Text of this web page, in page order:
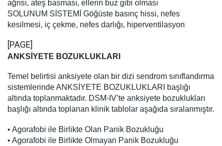
ağrısı, ateş basması, ellerin buz gibi olması
SOLUNUM SİSTEMİ Göğüste basınç hissi, nefes
kesilmesi, iç çekme, nefes darlığı, hiperventilasyon
[PAGE]
ANKSİYETE BOZUKLUKLARI
Temel belirtisi anksiyete olan bir dizi sendrom sınıflandırma
sistemlerinde ANKSİYETE BOZUKLUKLARI başlığı
altında toplanmaktadır. DSM-IV’te anksiyete bozuklukları
başlığı altında toplanan klinik tablolar aşağıda sıralanmıştır.
• Agorafobi ile Birlikte Olan Panik Bozukluğu
• Agorafobi ile Birlikte Olmayan Panik Bozukluğu